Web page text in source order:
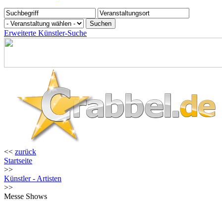
Erweiterte Künstler-Suche
<< zurück
Startseite
>>
Künstler - Artisten
>>
Messe Shows